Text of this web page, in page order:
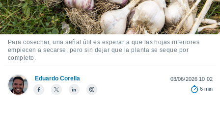
contenido
coste.
a la
la
todas
ya sean
nuestros
ACEPTAR
Y
CONTINUAR
CONFIGURACIÓN
Para cosechar, una señal útil es esperar a que las hojas inferiores
empiecen a secarse, pero sin dejar que la planta se seque por
completo.
Eduardo Corella
03/06/2026 10:02
6 min